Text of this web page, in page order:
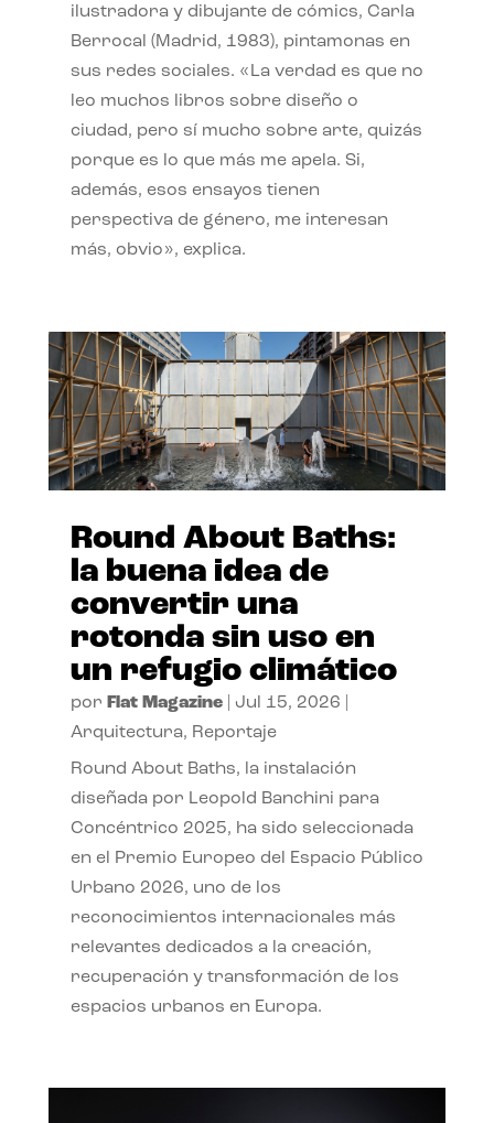
ilustradora y dibujante de cómics, Carla
Berrocal (Madrid, 1983), pintamonas en
sus redes sociales. «La verdad es que no
leo muchos libros sobre diseño o
ciudad, pero sí mucho sobre arte, quizás
porque es lo que más me apela. Si,
además, esos ensayos tienen
perspectiva de género, me interesan
más, obvio», explica.
Round About Baths:
la buena idea de
convertir una
rotonda sin uso en
un refugio climático
por Flat Magazine| Jul 15, 2026
Arquitectura, Reportaje
Round About Baths, la instalación
diseñada por Leopold Banchini para
Concéntrico 2025, ha sido seleccionada
en el Premio Europeo del Espacio Público
Urbano 2026, uno de los
reconocimientos internacionales más
relevantes dedicados a la creación,
recuperación y transformación de los
espacios urbanos en Europa.